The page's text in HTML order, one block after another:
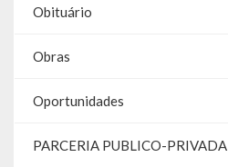
Prestação de Contas
Demonstrativos Contábeis
Obituário
Obras
Oportunidades
PARCERIA PUBLICO-PRIVADA